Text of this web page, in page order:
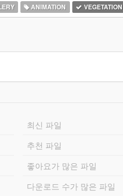
ANIMATION VEGETATION
최신 파일
추천 파일
좋아요가 많은 파일
다운로드 수가 많은 파일